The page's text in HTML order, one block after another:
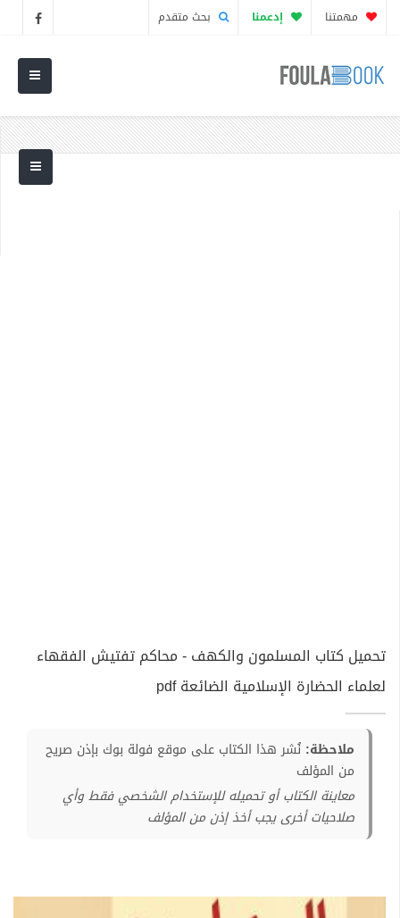
مهمتنا إدعمنا بحث متقدم
تحميل كتاب المسلمون والكهف - محاكم تفتيش الفقهاء
لعلماء الحضارة الإسلامية الضائعة pdf
ملاحظة: نُشر هذا الكتاب على موقع فولة بوك بإذن صريح
من المؤلف
معاينة الكتاب أو تحميله للإستخدام الشخصي فقط وأي
صلاحيات أخرى يجب أخذ إذن من المؤلف